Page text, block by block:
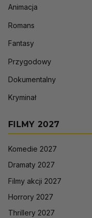
Animacja
Romans
Fantasy
Przygodowy
Dokumentalny
Kryminał
FILMY 2027
Komedie 2027
Dramaty 2027
Filmy akcji 2027
Horrory 2027
Thrillery 2027